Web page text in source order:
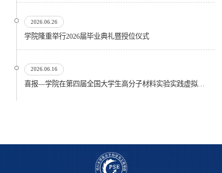
2026.06.26
​学院隆重举行2026届毕业典礼暨授位仪式
2026.06.16